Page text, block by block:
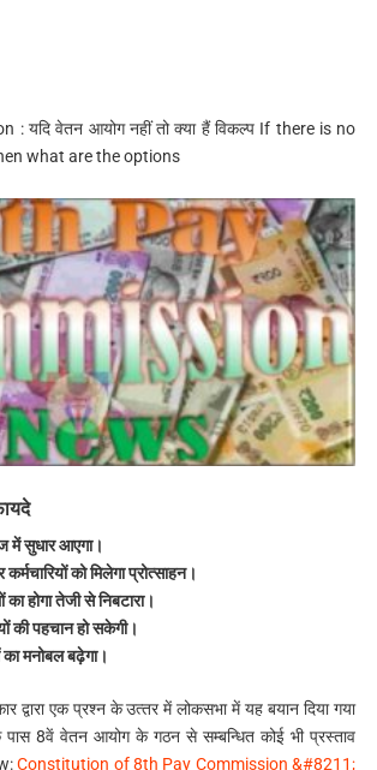
: यदि वेतन आयोग नहीं तो क्‍या हैं विकल्‍प If there is no
what are the options
में सुधार आएगा।
कर्मचारियों को मिलेगा प्रोत्‍साहन।
होगा तेजी से निबटारा।
की पहचान हो सकेगी।
का मनोबल बढ़ेगा।
द्वारा एक प्रश्‍न के उत्‍तर में लोकसभा में यह बयान दिया गया
पास 8वें वेतन आयोग के गठन से सम्‍बन्धित कोई भी प्रस्‍ताव
Constitution of 8th Pay Commission &#8211;